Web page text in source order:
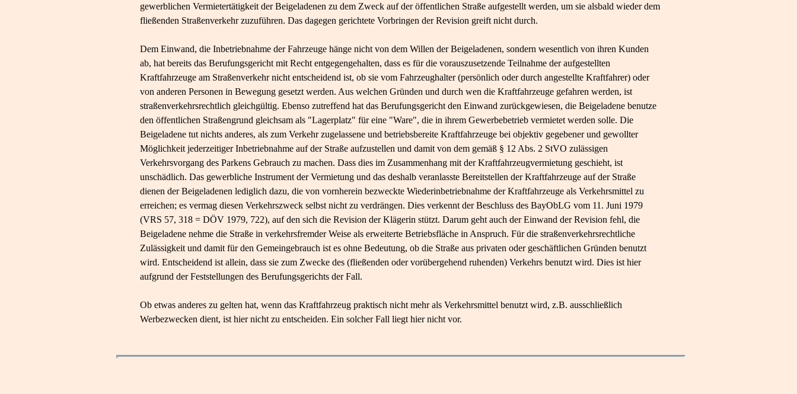
gewerblichen Vermietertätigkeit der Beigeladenen zu dem Zweck auf der öffentlichen Straße aufgestellt werden, um sie alsbald wieder dem
fließenden Straßenverkehr zuzuführen. Das dagegen gerichtete Vorbringen der Revision greift nicht durch.
Dem Einwand, die Inbetriebnahme der Fahrzeuge hänge nicht von dem Willen der Beigeladenen, sondern wesentlich von ihren Kunden
ab, hat bereits das Berufungsgericht mit Recht entgegengehalten, dass es für die vorauszusetzende Teilnahme der aufgestellten
Kraftfahrzeuge am Straßenverkehr nicht entscheidend ist, ob sie vom Fahrzeughalter (persönlich oder durch angestellte Kraftfahrer) oder
von anderen Personen in Bewegung gesetzt werden. Aus welchen Gründen und durch wen die Kraftfahrzeuge gefahren werden, ist
straßenverkehrsrechtlich gleichgültig. Ebenso zutreffend hat das Berufungsgericht den Einwand zurückgewiesen, die Beigeladene benutze
den öffentlichen Straßengrund gleichsam als "Lagerplatz" für eine "Ware", die in ihrem Gewerbebetrieb vermietet werden solle. Die
Beigeladene tut nichts anderes, als zum Verkehr zugelassene und betriebsbereite Kraftfahrzeuge bei objektiv gegebener und gewollter
Möglichkeit jederzeitiger Inbetriebnahme auf der Straße aufzustellen und damit von dem gemäß § 12 Abs. 2 StVO zulässigen
Verkehrsvorgang des Parkens Gebrauch zu machen. Dass dies im Zusammenhang mit der Kraftfahrzeugvermietung geschieht, ist
unschädlich. Das gewerbliche Instrument der Vermietung und das deshalb veranlasste Bereitstellen der Kraftfahrzeuge auf der Straße
dienen der Beigeladenen lediglich dazu, die von vornherein bezweckte Wiederinbetriebnahme der Kraftfahrzeuge als Verkehrsmittel zu
erreichen; es vermag diesen Verkehrszweck selbst nicht zu verdrängen. Dies verkennt der Beschluss des BayObLG vom 11. Juni 1979
(VRS 57, 318 = DÖV 1979, 722), auf den sich die Revision der Klägerin stützt. Darum geht auch der Einwand der Revision fehl, die
Beigeladene nehme die Straße in verkehrsfremder Weise als erweiterte Betriebsfläche in Anspruch. Für die straßenverkehrsrechtliche
Zulässigkeit und damit für den Gemeingebrauch ist es ohne Bedeutung, ob die Straße aus privaten oder geschäftlichen Gründen benutzt
wird. Entscheidend ist allein, dass sie zum Zwecke des (fließenden oder vorübergehend ruhenden) Verkehrs benutzt wird. Dies ist hier
aufgrund der Feststellungen des Berufungsgerichts der Fall.
Ob etwas anderes zu gelten hat, wenn das Kraftfahrzeug praktisch nicht mehr als Verkehrsmittel benutzt wird, z.B. ausschließlich
Werbezwecken dient, ist hier nicht zu entscheiden. Ein solcher Fall liegt hier nicht vor.